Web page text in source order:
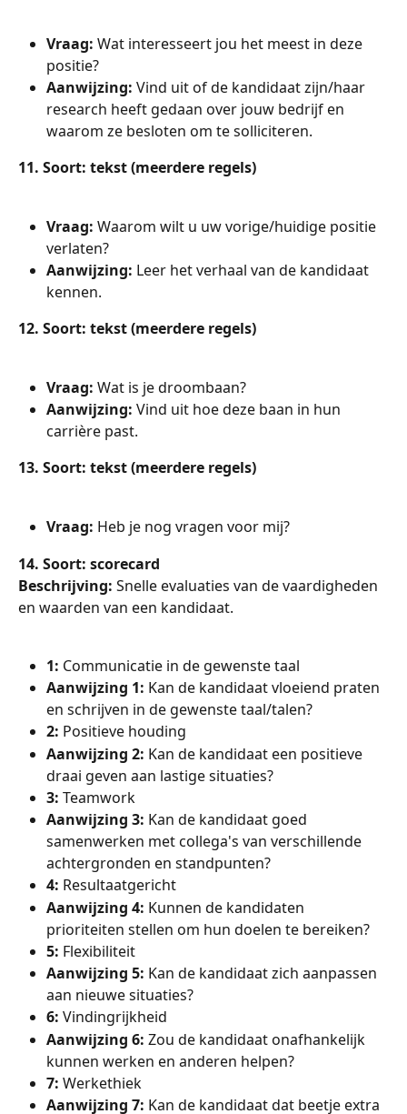
Vraag: Wat interesseert jou het meest in deze
positie?
Aanwijzing: Vind uit of de kandidaat zijn/haar
research heeft gedaan over jouw bedrijf en
waarom ze besloten om te solliciteren.
11. Soort: tekst (meerdere regels)
Vraag: Waarom wilt u uw vorige/huidige positie
verlaten?
Aanwijzing: Leer het verhaal van de kandidaat
kennen.
12. Soort: tekst (meerdere regels)
Vraag: Wat is je droombaan?
Aanwijzing: Vind uit hoe deze baan in hun
carrière past.
13. Soort: tekst (meerdere regels)
Vraag: Heb je nog vragen voor mij?
14. Soort: scorecard
Beschrijving: Snelle evaluaties van de vaardigheden
en waarden van een kandidaat.
1: Communicatie in de gewenste taal
Aanwijzing 1: Kan de kandidaat vloeiend praten
en schrijven in de gewenste taal/talen?
2: Positieve houding
Aanwijzing 2: Kan de kandidaat een positieve
draai geven aan lastige situaties?
3: Teamwork
Aanwijzing 3: Kan de kandidaat goed
samenwerken met collega's van verschillende
achtergronden en standpunten?
4: Resultaatgericht
Aanwijzing 4: Kunnen de kandidaten
prioriteiten stellen om hun doelen te bereiken?
5: Flexibiliteit
Aanwijzing 5: Kan de kandidaat zich aanpassen
aan nieuwe situaties?
6: Vindingrijkheid
Aanwijzing 6: Zou de kandidaat onafhankelijk
kunnen werken en anderen helpen?
7: Werkethiek
Aanwijzing 7: Kan de kandidaat dat beetje extra